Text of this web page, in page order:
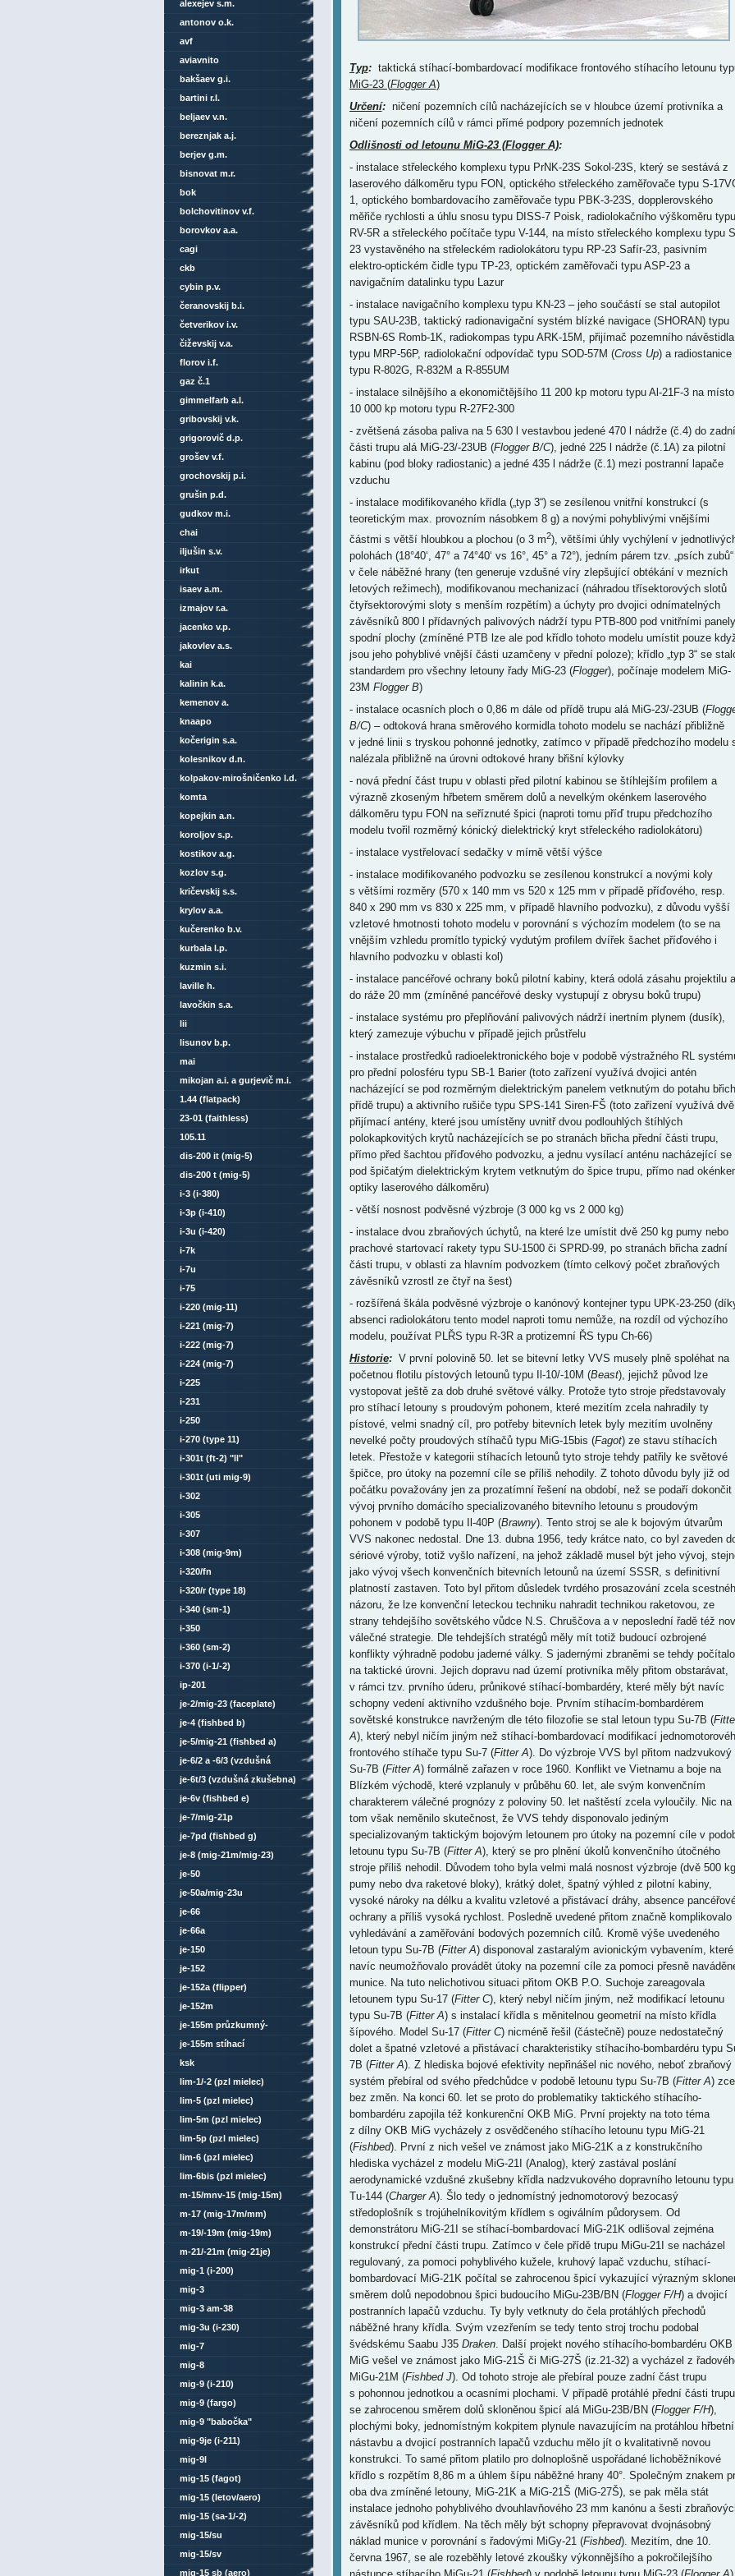
Typ:taktická stíhací-bombardovací modifikace frontového stíhacího letounu
MiG-23 (Flogger A)
Určení:ničení pozemních cílů nacházejících se v hloubce území protivníka a
ničení pozemních cílů v rámci přímé podpory pozemních jednotek
Odlišnosti od letounu MiG-23 (Flogger A):
- instalace střeleckého komplexu typu PrNK-23S Sokol-23S, který se sestává z
laserového dálkoměru typu FON, optického střeleckého zaměřovače typu S-
1, optického bombardovacího zaměřovače typu PBK-3-23S, dopplerovského
měřiče rychlosti a úhlu snosu typu DISS-7 Poisk, radiolokačního výškoměru typu
RV-5R a střeleckého počítače typu V-144, na místo střeleckého komplexu typu
23 vystavěného na střeleckém radiolokátoru typu RP-23 Safír-23, pasivním
elektro-optickém čidle typu TP-23, optickém zaměřovači typu ASP-23 a
navigačním datalinku typu Lazur
- instalace navigačního komplexu typu KN-23 – jeho součástí se stal autopilot
typu SAU-23B, taktický radionavigační systém blízké navigace (SHORAN) typu
RSBN-6S Romb-1K, radiokompas typu ARK-15M, přijímač pozemního návěstidla
typu MRP-56P, radiolokační odpovídač typu SOD-57M (Cross Up) a radiostanice
typu R-802G, R-832M a R-855UM
- instalace silnějšího a ekonomičtějšího 11 200 kp motoru typu Al-21F-3 na místo
10 000 kp motoru typu R-27F2-300
- zvětšená zásoba paliva na 5 630 l vestavbou jedené 470 l nádrže (č.4) do zadní
části trupu alá MiG-23/-23UB (Flogger B/C), jedné 225 l nádrže (č.1A) za pilotní
kabinu (pod bloky radiostanic) a jedné 435 l nádrže (č.1) mezi postranní lapače
vzduchu
- instalace modifikovaného křídla („typ 3“) se zesílenou vnitřní konstrukcí (s
teoretickým max. provozním násobkem 8 g) a novými pohyblivými vnějšími
částmi s větší hloubkou a plochou (o 3 m2), většími úhly vychýlení v
polohách (18°40‘, 47° a 74°40‘ vs 16°, 45° a 72°), jedním párem tzv. „psích zubů“
v čele náběžné hrany (ten generuje vzdušné víry zlepšující obtékání v mezních
letových režimech), modifikovanou mechanizací (náhradou třísektorových slotů
čtyřsektorovými sloty s menším rozpětím) a úchyty pro dvojici odnímatelných
závěsníků 800 l přídavných palivových nádrží typu PTB-800 pod vnitřními panely
spodní plochy (zmíněné PTB lze ale pod křídlo tohoto modelu umístit pouze
jsou jeho pohyblivé vnější části uzamčeny v přední poloze); křídlo „typ 3“ se
standardem pro všechny letouny řady MiG-23 (Flogger), počínaje modelem MiG-
23M Flogger B)
- instalace ocasních ploch o 0,86 m dále od přídě trupu alá MiG-23/-23UB (
B/C) – odtoková hrana směrového kormidla tohoto modelu se nachází přibližně
v jedné linii s tryskou pohonné jednotky, zatímco v případě předchozího modelu
nalézala přibližně na úrovni odtokové hrany břišní kýlovky
- nová přední část trupu v oblasti před pilotní kabinou se štíhlejším profilem a
výrazně zkoseným hřbetem směrem dolů a nevelkým okénkem laserového
dálkoměru typu FON na seříznuté špici (naproti tomu příď trupu předchozího
modelu tvořil rozměrný kónický dielektrický kryt střeleckého radiolokátoru)
- instalace vystřelovací sedačky v mírně větší výšce
- instalace modifikovaného podvozku se zesílenou konstrukcí a novými koly
s většími rozměry (570 x 140 mm vs 520 x 125 mm v případě příďového, resp.
840 x 290 mm vs 830 x 225 mm, v případě hlavního podvozku), z důvodu vyšší
vzletové hmotnosti tohoto modelu v porovnání s výchozím modelem (to se na
vnějším vzhledu promítlo typický vydutým profilem dvířek šachet příďového i
hlavního podvozku v oblasti kol)
- instalace pancéřové ochrany boků pilotní kabiny, která odolá zásahu projektilu
do ráže 20 mm (zmíněné pancéřové desky vystupují z obrysu boků trupu)
- instalace systému pro přeplňování palivových nádrží inertním plynem (dusík),
který zamezuje výbuchu v případě jejich průstřelu
- instalace prostředků radioelektronického boje v podobě výstražného RL
pro přední polosféru typu SB-1 Barier (toto zařízení využívá dvojici antén
nacházející se pod rozměrným dielektrickým panelem vetknutým do potahu
přídě trupu) a aktivního rušiče typu SPS-141 Siren-FŠ (toto zařízení využívá dvě
přijímací antény, které jsou umístěny uvnitř dvou podlouhlých štíhlých
polokapkovitých krytů nacházejících se po stranách břicha přední části trupu,
přímo před šachtou příďového podvozku, a jednu vysílací anténu nacházející se
pod špičatým dielektrickým krytem vetknutým do špice trupu, přímo nad
optiky laserového dálkoměru)
- větší nosnost podvěsné výzbroje (3 000 kg vs 2 000 kg)
- instalace dvou zbraňových úchytů, na které lze umístit dvě 250 kg pumy nebo
prachové startovací rakety typu SU-1500 či SPRD-99, po stranách břicha zadní
části trupu, v oblasti za hlavním podvozkem (tímto celkový počet zbraňových
závěsníků vzrostl ze čtyř na šest)
- rozšířená škála podvěsné výzbroje o kanónový kontejner typu UPK-23-250
absenci radiolokátoru tento model naproti tomu nemůže, na rozdíl od výchozího
modelu, používat PLŘS typu R-3R a protizemní ŘS typu Ch-66)
Historie:V první polovině 50. let se bitevní letky VVS musely plně spoléhat na
početnou flotilu pístových letounů typu Il-10/-10M (Beast), jejichž původ lze
vystopovat ještě za dob druhé světové války. Protože tyto stroje představovaly
pro stíhací letouny s proudovým pohonem, které mezitím zcela nahradily ty
pístové, velmi snadný cíl, pro potřeby bitevních letek byly mezitím uvolněny
nevelké počty proudových stíhačů typu MiG-15bis (Fagot) ze stavu stíhacích
letek. Přestože v kategorii stíhacích letounů tyto stroje tehdy patřily ke světové
špičce, pro útoky na pozemní cíle se příliš nehodily. Z tohoto důvodu byly již od
počátku považovány jen za prozatímní řešení na období, než se podaří dokončit
vývoj prvního domácího specializovaného bitevního letounu s proudovým
pohonem v podobě typu Il-40P (Brawny). Tento stroj se ale k bojovým útvarům
VVS nakonec nedostal. Dne 13. dubna 1956, tedy krátce nato, co byl zaveden
sériové výroby, totiž vyšlo nařízení, na jehož základě musel být jeho vývoj,
jako vývoj všech konvenčních bitevních letounů na území SSSR, s definitivní
platností zastaven. Toto byl přitom důsledek tvrdého prosazování zcela
názoru, že lze konvenční leteckou techniku nahradit technikou raketovou, ze
strany tehdejšího sovětského vůdce N.S. Chruščova a v neposlední řadě též
válečné strategie. Dle tehdejších stratégů měly mít totiž budoucí ozbrojené
konflikty výhradně podobu jaderné války. S jadernými zbraněmi se tehdy
na taktické úrovni. Jejich dopravu nad území protivníka měly přitom obstarávat,
v rámci tzv. prvního úderu, průnikové stíhací-bombardéry, které měly být navíc
schopny vedení aktivního vzdušného boje. Prvním stíhacím-bombardérem
sovětské konstrukce navrženým dle této filozofie se stal letoun typu Su-7B (
A), který nebyl ničím jiným než stíhací-bombardovací modifikací
frontového stíhače typu Su-7 (Fitter A). Do výzbroje VVS byl přitom nadzvukový
Su-7B (Fitter A) formálně zařazen v roce 1960. Konflikt ve Vietnamu a boje na
Blízkém východě, které vzplanuly v průběhu 60. let, ale svým konvenčním
charakterem válečné prognózy z poloviny 50. let naštěstí zcela vyloučily. Nic na
tom však neměnilo skutečnost, že VVS tehdy disponovalo jediným
specializovaným taktickým bojovým letounem pro útoky na pozemní cíle v
letounu typu Su-7B (Fitter A), který se pro plnění úkolů konvenčního útočného
stroje příliš nehodil. Důvodem toho byla velmi malá nosnost výzbroje (dvě 500 kg
pumy nebo dva raketové bloky), krátký dolet, špatný výhled z pilotní kabiny,
vysoké nároky na délku a kvalitu vzletové a přistávací dráhy, absence
ochrany a příliš vysoká rychlost. Posledně uvedené přitom značně komplikovalo
vyhledávání a zaměřování bodových pozemních cílů. Kromě výše uvedeného
letoun typu Su-7B (Fitter A) disponoval zastaralým avionickým vybavením, které
navíc neumožňovalo provádět útoky na pozemní cíle za pomoci přesně
munice. Na tuto nelichotivou situaci přitom OKB P.O. Suchoje zareagovala
letounem typu Su-17 (Fitter C), který nebyl ničím jiným, než modifikací letounu
typu Su-7B (Fitter A) s instalací křídla s měnitelnou geometrií na místo křídla
šípového. Model Su-17 (Fitter C) nicméně řešil (částečně) pouze nedostatečný
dolet a špatné vzletové a přistávací charakteristiky stíhacího-bombardéru typu
7B (Fitter A). Z hlediska bojové efektivity nepřinášel nic nového, neboť zbraňový
systém přebíral od svého předchůdce v podobě letounu typu Su-7B (Fitter A)
bez změn. Na konci 60. let se proto do problematiky taktického stíhacího-
bombardéru zapojila též konkurenční OKB MiG. První projekty na toto téma
z dílny OKB MiG vycházely z osvědčeného stíhacího letounu typu MiG-21
(Fishbed). První z nich vešel ve známost jako MiG-21K a z konstrukčního
hlediska vycházel z modelu MiG-21I (Analog), který zastával poslání
aerodynamické vzdušné zkušebny křídla nadzvukového dopravního letounu typu
Tu-144 (Charger A). Šlo tedy o jednomístný jednomotorový bezocasý
středoplošník s trojúhelníkovitým křídlem s ogiválním půdorysem. Od
demonstrátoru MiG-21I se stíhací-bombardovací MiG-21K odlišoval zejména
konstrukcí přední části trupu. Zatímco v čele přídě trupu MiGu-21I se nacházel
regulovaný, za pomoci pohyblivého kužele, kruhový lapač vzduchu, stíhací-
bombardovací MiG-21K počítal se zahrocenou špicí vykazující výrazným
směrem dolů nepodobnou špici budoucího MiGu-23B/BN (Flogger F/H) a dvojicí
postranních lapačů vzduchu. Ty byly vetknuty do čela protáhlých přechodů
náběžné hrany křídla. Svým vzezřením se tedy tento stroj trochu podobal
švédskému Saabu J35 Draken. Další projekt nového stíhacího-bombardéru OKB
MiG vešel ve známost jako MiG-21Š či MiG-27Š (iz.21-32) a vycházel z
MiGu-21M (Fishbed J). Od tohoto stroje ale přebíral pouze zadní část trupu
s pohonnou jednotkou a ocasními plochami. V případě protáhlé přední části trupu
se zahrocenou směrem dolů skloněnou špicí alá MiGu-23B/BN (Flogger F/H),
plochými boky, jednomístným kokpitem plynule navazujícím na protáhlou hřbetní
nástavbu a dvojicí postranních lapačů vzduchu mělo jít o kvalitativně novou
konstrukci. To samé přitom platilo pro dolnoplošně uspořádané lichoběžníkové
křídlo s rozpětím 8,86 m a úhlem šípu náběžné hrany 40°. Společným znakem
oba dva zmíněné letouny, MiG-21K a MiG-21Š (MiG-27Š), se pak měla stát
instalace jednoho pohyblivého dvouhlavňového 23 mm kanónu a šesti
závěsníků pod křídlem. Na těch měly být schopny přepravovat dvojnásobný
náklad munice v porovnání s řadovými MiGy-21 (Fishbed). Mezitím, dne 10.
června 1967, se ale rozeběhly letové zkoušky výkonnějšího a pokročilejšího
alexejev s.m.
antonov o.k.
avf
aviavnito
bakšaev g.i.
bartini r.l.
beljaev v.n.
bereznjak a.j.
berjev g.m.
bisnovat m.r.
bok
bolchovitinov v.f.
borovkov a.a.
cagi
ckb
cybin p.v.
čeranovskij b.i.
četverikov i.v.
čiževskij v.a.
florov i.f.
gaz č.1
gimmelfarb a.l.
gribovskij v.k.
grigorovič d.p.
grošev v.f.
grochovskij p.i.
grušin p.d.
gudkov m.i.
chai
iljušin s.v.
irkut
isaev a.m.
izmajov r.a.
jacenko v.p.
jakovlev a.s.
kai
kalinin k.a.
kemenov a.
knaapo
kočerigin s.a.
kolesnikov d.n.
kolpakov-mirošničenko l.d.
komta
kopejkin a.n.
koroljov s.p.
kostikov a.g.
kozlov s.g.
kričevskij s.s.
krylov a.a.
kučerenko b.v.
kurbala l.p.
kuzmin s.i.
laville h.
lavočkin s.a.
lii
lisunov b.p.
mai
mikojan a.i. a gurjevič m.i.
1.44 (flatpack)
23-01 (faithless)
105.11
dis-200 it (mig-5)
dis-200 t (mig-5)
i-3 (i-380)
i-3p (i-410)
i-3u (i-420)
i-7k
i-7u
i-75
i-220 (mig-11)
i-221 (mig-7)
i-222 (mig-7)
i-224 (mig-7)
i-225
i-231
i-250
i-270 (type 11)
i-301t (ft-2) "ll"
i-301t (uti mig-9)
i-302
i-305
i-307
i-308 (mig-9m)
i-320/fn
i-320/r (type 18)
i-340 (sm-1)
i-350
i-360 (sm-2)
i-370 (i-1/-2)
ip-201
je-2/mig-23 (faceplate)
je-4 (fishbed b)
je-5/mig-21 (fishbed a)
je-6/2 a -6/3 (vzdušná
zkušebna)
je-6t/3 (vzdušná zkušebna)
je-6v (fishbed e)
je-7/mig-21p
je-7pd (fishbed g)
je-8 (mig-21m/mig-23)
je-50
je-50a/mig-23u
je-66
je-66a
je-150
je-152
je-152a (flipper)
je-152m
je-155m průzkumný-
bombardovací
je-155m stíhací
ksk
lim-1/-2 (pzl mielec)
lim-5 (pzl mielec)
lim-5m (pzl mielec)
lim-5p (pzl mielec)
lim-6 (pzl mielec)
lim-6bis (pzl mielec)
m-15/mnv-15 (mig-15m)
m-17 (mig-17m/mm)
m-19/-19m (mig-19m)
m-21/-21m (mig-21je)
mig-1 (i-200)
mig-3
mig-3 am-38
mig-3u (i-230)
mig-7
mig-8
mig-9 (i-210)
mig-9 (fargo)
mig-9 "babočka"
mig-9je (i-211)
mig-9l
mig-15 (fagot)
mig-15 (letov/aero)
mig-15 (sa-1/-2)
mig-15/su
mig-15/sv
mig-15 sb (aero)